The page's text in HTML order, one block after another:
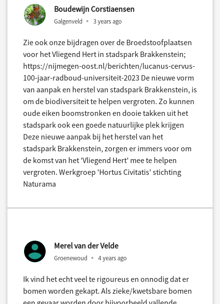
Boudewijn Corstiaensen
Galgenveld 3 years ago
Zie ook onze bijdragen over de Broedstoofplaatsen
voor het Vliegend Hert in stadspark Brakkenstein;
https://nijmegen-oost.nl/berichten/lucanus-cervus-
100-jaar-radboud-universiteit-2023 De nieuwe vorm
van aanpak en herstel van stadspark Brakkenstein, is
om de biodiversiteit te helpen vergroten. Zo kunnen
oude eiken boomstronken en dooie takken uit het
stadspark ook een goede natuurlijke plek krijgen
Deze nieuwe aanpak bij het herstel van het
stadspark Brakkenstein, zorgen er immers voor om
de komst van het 'Vliegend Hert' mee te helpen
vergroten. Werkgroep 'Hortus Civitatis' stichting
Naturama
Merel van der Velde
Groenewoud 4 years ago
Ik vind het echt veel te rigoureus en onnodig dat er
bomen worden gekapt. Als zieke/kwetsbare bomen